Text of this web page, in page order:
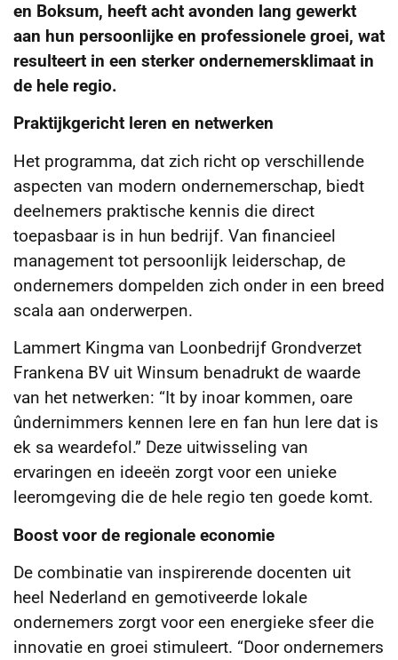
en Boksum, heeft acht avonden lang gewerkt
aan hun persoonlijke en professionele groei, wat
resulteert in een sterker ondernemersklimaat in
de hele regio.
Praktijkgericht leren en netwerken
Het programma, dat zich richt op verschillende
aspecten van modern ondernemerschap, biedt
deelnemers praktische kennis die direct
toepasbaar is in hun bedrijf. Van financieel
management tot persoonlijk leiderschap, de
ondernemers dompelden zich onder in een breed
scala aan onderwerpen.
Lammert Kingma van Loonbedrijf Grondverzet
Frankena BV uit Winsum benadrukt de waarde
van het netwerken: “It by inoar kommen, oare
ûndernimmers kennen lere en fan hun lere dat is
ek sa weardefol.” Deze uitwisseling van
ervaringen en ideeën zorgt voor een unieke
leeromgeving die de hele regio ten goede komt.
Boost voor de regionale economie
De combinatie van inspirerende docenten uit
heel Nederland en gemotiveerde lokale
ondernemers zorgt voor een energieke sfeer die
innovatie en groei stimuleert. “Door ondernemers